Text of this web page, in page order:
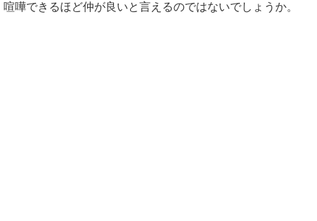
喧嘩できるほど仲が良いと言えるのではないでしょうか。